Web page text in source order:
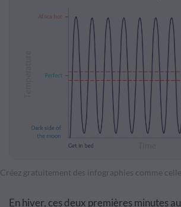
Créez gratuitement des infographies comme
En hiver, ces deux premières minutes